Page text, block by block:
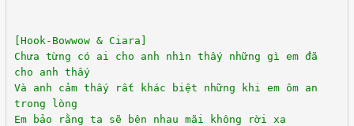
[Hook-Bowwow & Ciara]
Chưa từng có ai cho anh nhìn thấy những gì em đã
cho anh thấy
Và anh cảm thấy rất khác biệt những khi em ôm an
trong lòng
Em bảo rằng ta sẽ bên nhau mãi không rời xa